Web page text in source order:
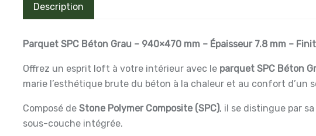
Description
Parquet SPC Béton Grau – 940×470 mm – Épaisseur 7.8 mm –
Offrez un esprit loft à votre intérieur avec le parquet SPC Béton
marie l’esthétique brute du béton à la chaleur et au confort d’un
Composé de Stone Polymer Composite (SPC), il se distingue par
sous-couche intégrée.